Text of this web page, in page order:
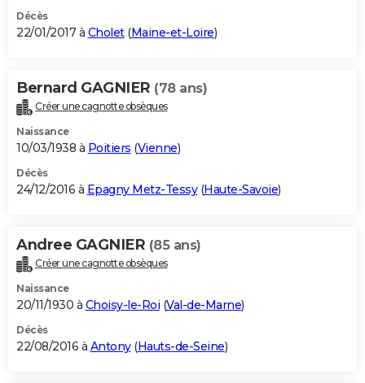
Décès
22/01/2017 à Cholet(Maine-et-Loire)
Bernard GAGNIER (78 ans)
Créer une cagnotte obsèques
Naissance
10/03/1938 à Poitiers (Vienne)
Décès
24/12/2016 à Epagny Metz-Tessy(Haute-Savoie)
Andree GAGNIER (85 ans)
Créer une cagnotte obsèques
Naissance
20/11/1930 à Choisy-le-Roi (Val-de-Marne)
Décès
22/08/2016 à Antony(Hauts-de-Seine)